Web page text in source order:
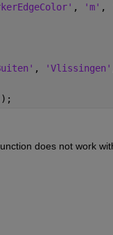
, 'm' ,
, 'Vlissingen'
);